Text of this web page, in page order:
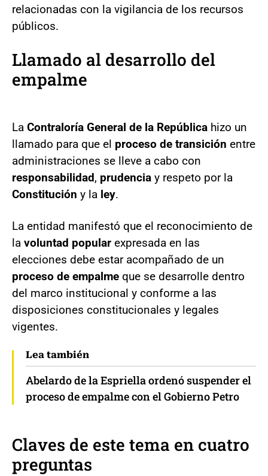
relacionadas con la vigilancia de los recursos
públicos.
Llamado al desarrollo del
empalme
La Contraloría General de la República hizo un
llamado para que el proceso de transición entre
administraciones se lleve a cabo con
responsabilidad, prudencia y respeto por la
Constitución y la ley.
La entidad manifestó que el reconocimiento de
la voluntad popular expresada en las
elecciones debe estar acompañado de un
proceso de empalme que se desarrolle dentro
del marco institucional y conforme a las
disposiciones constitucionales y legales
vigentes.
Lea también
Abelardo de la Espriella ordenó suspender el
proceso de empalme con el Gobierno Petro
Claves de este tema en cuatro
preguntas